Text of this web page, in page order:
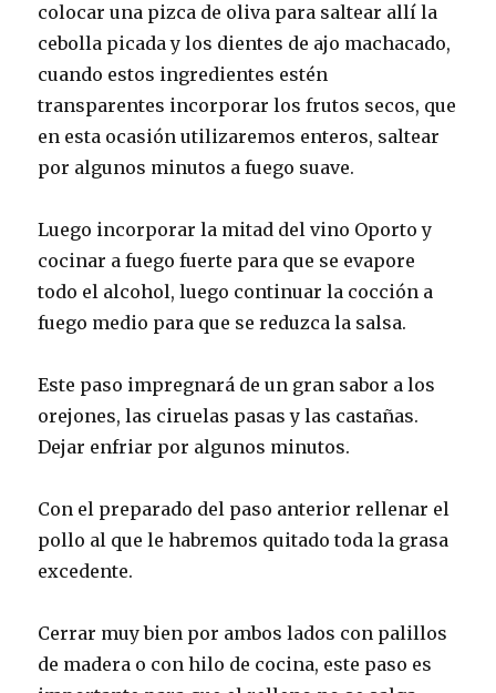
colocar una pizca de oliva para saltear allí la
cebolla picada y los dientes de ajo machacado,
cuando estos ingredientes estén
transparentes incorporar los frutos secos, que
en esta ocasión utilizaremos enteros, saltear
por algunos minutos a fuego suave.
Luego incorporar la mitad del vino Oporto y
cocinar a fuego fuerte para que se evapore
todo el alcohol, luego continuar la cocción a
fuego medio para que se reduzca la salsa.
Este paso impregnará de un gran sabor a los
orejones, las ciruelas pasas y las castañas.
Dejar enfriar por algunos minutos.
Con el preparado del paso anterior rellenar el
pollo al que le habremos quitado toda la grasa
excedente.
Cerrar muy bien por ambos lados con palillos
de madera o con hilo de cocina, este paso es